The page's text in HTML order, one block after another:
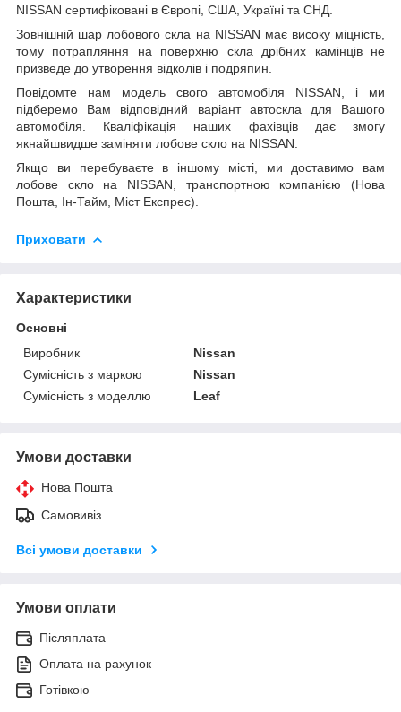
NISSAN сертифіковані в Європі, США, Україні та СНД.
Зовнішній шар лобового скла на NISSAN має високу міцність,
тому потрапляння на поверхню скла дрібних камінців не
призведе до утворення відколів і подряпин.
Повідомте нам модель свого автомобіля NISSAN, і ми
підберемо Вам відповідний варіант автоскла для Вашого
автомобіля. Кваліфікація наших фахівців дає змогу
якнайшвидше заміняти лобове скло на NISSAN.
Якщо ви перебуваєте в іншому місті, ми доставимо вам
лобове скло на NISSAN, транспортною компанією (Нова
Пошта, Ін-Тайм, Міст Експрес).
Приховати
Характеристики
Основні
Виробник
Nissan
Сумісність з маркою
Nissan
Сумісність з моделлю
Leaf
Умови доставки
Нова Пошта
Самовивіз
Всі умови доставки
Умови оплати
Післяплата
Оплата на рахунок
Готівкою